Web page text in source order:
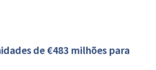
de €483 milhões para